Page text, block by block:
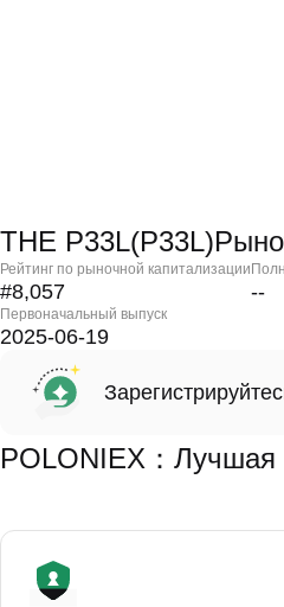
THE
Рейтинг по рыночной капитализации
#8,057 --
Первоначальный выпуск
2025-06-19
POLONIEX：Лучшая